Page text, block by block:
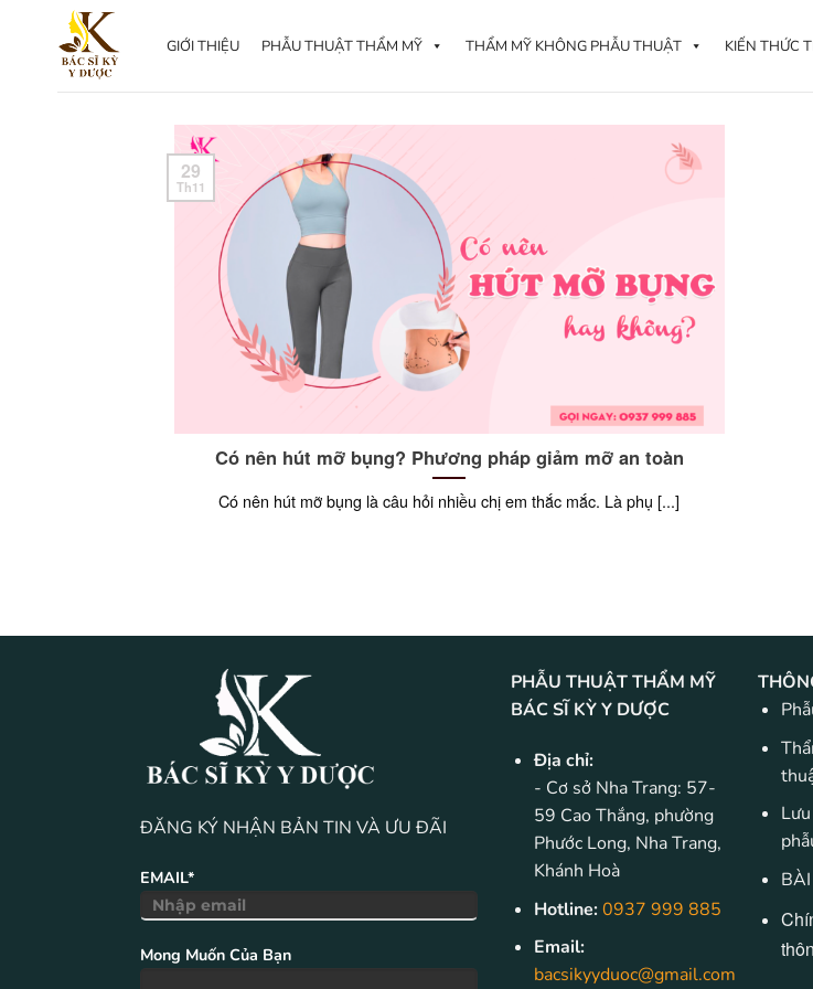
GIỚI THIỆU PHẪU THUẬT THẨM MỸ THẨM MỸ KHÔNG PHẪU THUẬT KIẾN THỨC
Có nên hút mỡ bụng? Phương pháp giảm mỡ an toàn
Có nên hút mỡ bụng là câu hỏi nhiều chị em thắc mắc. Là phụ [...]
29
Th11
ĐĂNG KÝ NHẬN BẢN TIN VÀ ƯU ĐÃI
EMAIL*
Mong Muốn Của Bạn
PHẪU THUẬT THẨM MỸ
BÁC SĨ KỲ Y DƯỢC
Địa chỉ:
- Cơ sở Nha Trang: 57-
59 Cao Thắng, phường
Phước Long, Nha Trang,
Khánh Hoà
Hotline:0937 999 885
Email:
bacsikyyduoc@gmail.com